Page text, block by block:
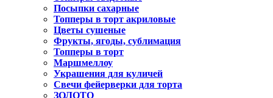
Посыпки сахарные
Топперы в торт акриловые
Цветы сушеные
Фрукты, ягоды, сублимация
Топперы в торт
Маршмеллоу
Украшения для куличей
Свечи фейерверки для торта
ЗОЛОТО